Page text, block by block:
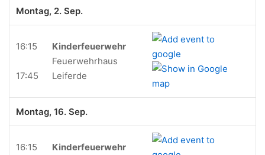
Montag, 2. Sep.
16:15
17:45
Kinderfeuerwehr
Feuerwehrhaus
Leiferde
Montag, 16. Sep.
16:15
Kinderfeuerwehr